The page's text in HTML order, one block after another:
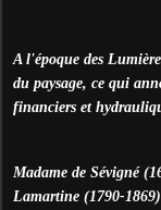
A l'époque des
du paysage, ce qui
financiers et
Madame de Sévigné
Lamartine (1790-